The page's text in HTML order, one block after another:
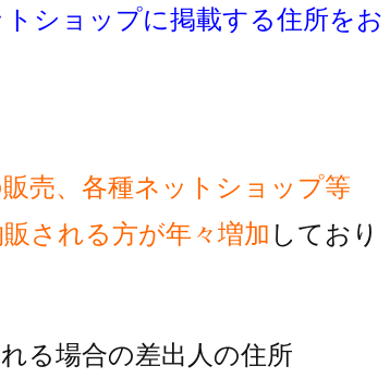
ショップに掲載する住所をお
売、各種ネットショップ等
される方が年々増加 しており
る場合の差出人の住所